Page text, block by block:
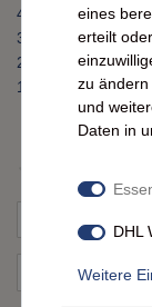
4
3
2
1
5
von
5
von
Anzeigename
(optional)
eines
erteilt
zu
und
Daten in
DHL
Weitere